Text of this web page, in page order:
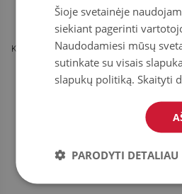
KILIMAS RAŠTAS SU TRIKAMPIAIS
Šioje svetainėje
siekiant pagerinti
Naudodamiesi mūsų
sutinkate su visais
slapukų politiką.Skaityti
PARODYTI DETALIAU